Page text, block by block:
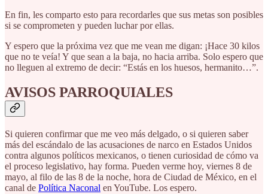
En fin, les comparto esto para recordarles que sus metas son posibles
si se comprometen y pueden luchar por ellas.
Y espero que la próxima vez que me vean me digan: ¡Hace 30 kilos
que no te veía! Y que sean a la baja, no hacia arriba. Solo espero que
no lleguen al extremo de decir: “Estás en los huesos, hermanito…”.
AVISOS PARROQUIALES
Si quieren confirmar que me veo más delgado, o si quieren saber
más del escándalo de las acusaciones de narco en Estados Unidos
contra algunos políticos mexicanos, o tienen curiosidad de cómo va
el proceso legislativo, hay forma. Pueden verme hoy, viernes 8 de
mayo, al filo de las 8 de la noche, hora de Ciudad de México, en el
canal de Política Naconal en YouTube. Los espero.